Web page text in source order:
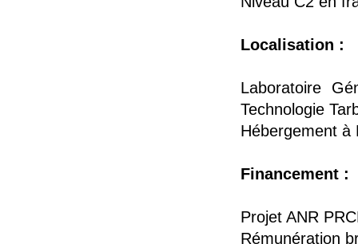
Localisation :
Laboratoire
Technologie
Hébergement à
Financement :
Projet ANR
Rémunération